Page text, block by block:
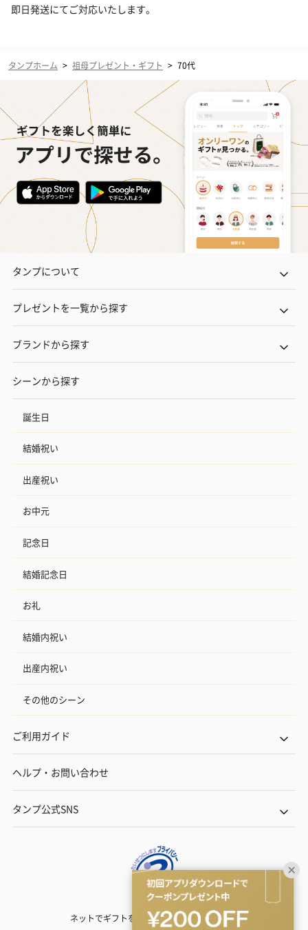
即日発送にてご対応いたします。
タンプホーム > 祖母プレゼント・ギフト > 70代
タンプについて
プレゼントを一覧から探す
ブランドから探す
シーンから探す
誕生日
結婚祝い
出産祝い
お中元
記念日
結婚記念日
お礼
結婚内祝い
出産内祝い
その他のシーン
ご利用ガイド
ヘルプ・お問い合わせ
タンプ公式SNS
ネットでギフトを贈るなら | TANP（タンプ）